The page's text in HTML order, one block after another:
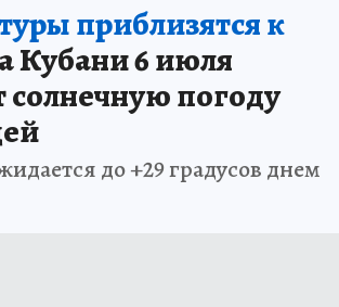
приблизятся к
Кубани 6 июля
погоду
до +29 градусов днем